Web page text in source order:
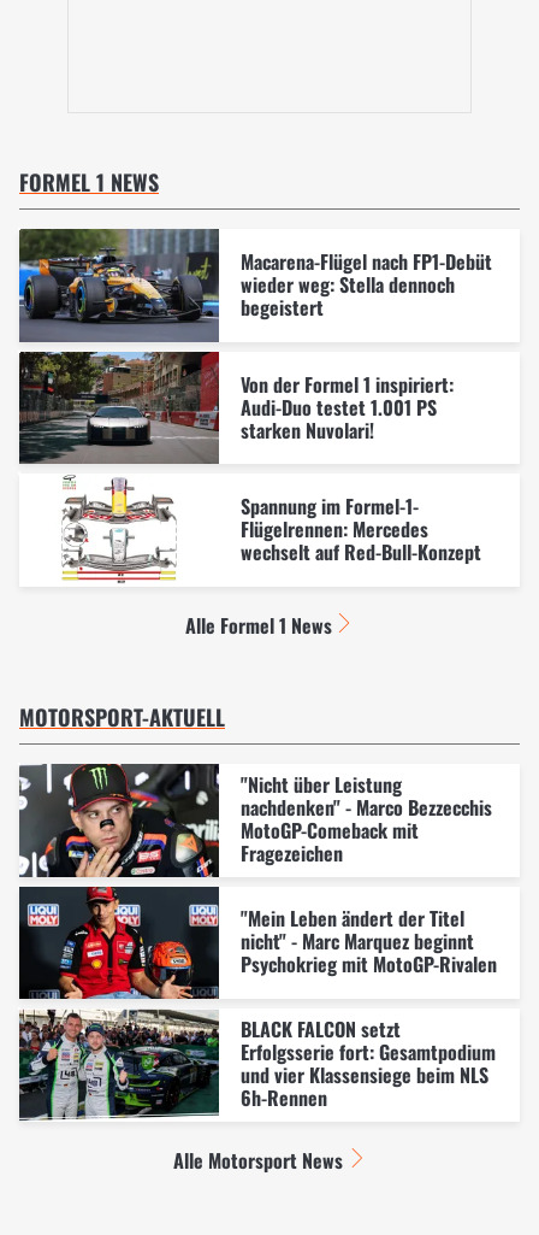
FORMEL 1 NEWS
Macarena-Flügel nach FP1-Debüt
wieder weg: Stella dennoch
begeistert
Von der Formel 1 inspiriert:
Audi-Duo testet 1.001 PS
starken Nuvolari!
Spannung im Formel-1-
Flügelrennen: Mercedes
wechselt auf Red-Bull-Konzept
Alle Formel 1 News
MOTORSPORT-AKTUELL
"Nicht über Leistung
nachdenken" - Marco Bezzecchis
MotoGP-Comeback mit
Fragezeichen
"Mein Leben ändert der Titel
nicht" - Marc Marquez beginnt
Psychokrieg mit MotoGP-Rivalen
BLACK FALCON setzt
Erfolgsserie fort: Gesamtpodium
und vier Klassensiege beim NLS
6h-Rennen
Alle Motorsport News